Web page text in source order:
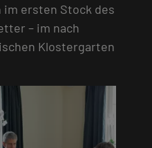
ersten Stock des
– im nach
Klostergarten